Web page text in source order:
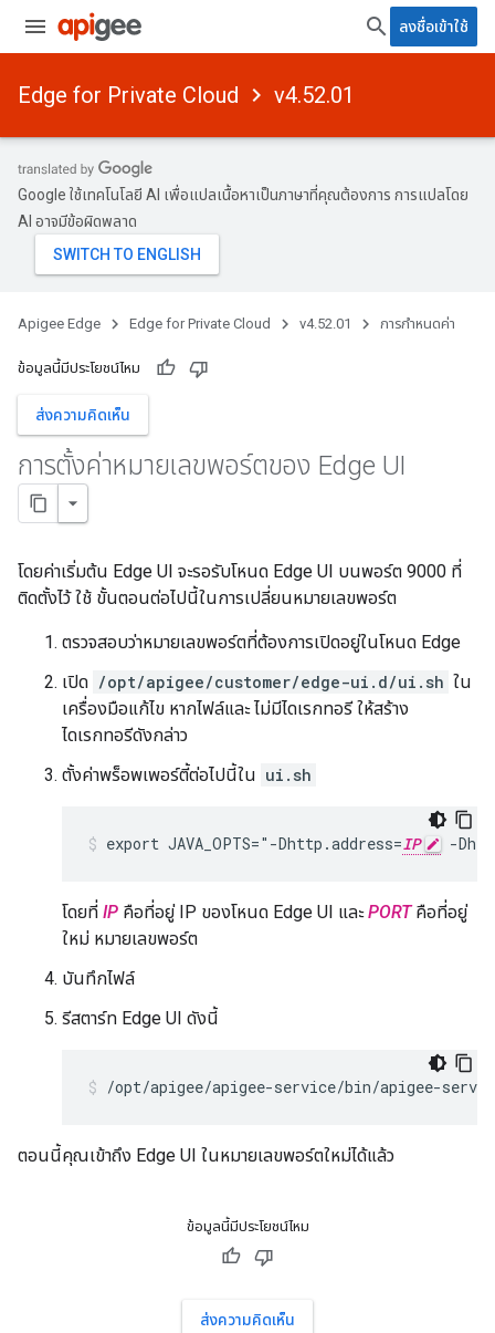
ลงชื่อเข้าใช้
Edge for Private Cloud v4.52.01
Google ใช้เทคโนโลยี AI เพื่อแปลเนื้อหาเป็นภาษาที่คุณต้องการ การแปลโดย
AI อาจมีข้อผิดพลาด
Apigee Edge Edge for Private Cloud v4.52.01 การกำหนดค่า
ข้อมูลนี้มีประโยชน์ไหม
ส่งความคิดเห็น
การตั้งค่าหมายเลขพอร์ตของ Edge UI
โดยค่าเริ่มต้น Edge UI จะรอรับโหนด Edge UI บนพอร์ต 9000 ที่
ติดตั้งไว้ ใช้ ขั้นตอนต่อไปนี้ในการเปลี่ยนหมายเลขพอร์ต
ตรวจสอบว่าหมายเลขพอร์ตที่ต้องการเปิดอยู่ในโหนด Edge
เปิด /opt/apigee/customer/edge-ui.d/ui.sh ใน
เครื่องมือแก้ไข หากไฟล์และ ไม่มีไดเรกทอรี ให้สร้าง
ไดเรกทอรีดังกล่าว
ตั้งค่าพร็อพเพอร์ตี้ต่อไปนี้ใน ui.sh
export JAVA_OPTS="-Dhttp.address=IP -
โดยที่ IP คือที่อยู่ IP ของโหนด Edge UI และPORTคือที่อยู่
ใหม่ หมายเลขพอร์ต
บันทึกไฟล์
รีสตาร์ท Edge UI ดังนี้
/opt/apigee/apigee-service/bin/apigee-
ตอนนี้คุณเข้าถึง Edge UI ในหมายเลขพอร์ตใหม่ได้แล้ว
ข้อมูลนี้มีประโยชน์ไหม
ส่งความคิดเห็น